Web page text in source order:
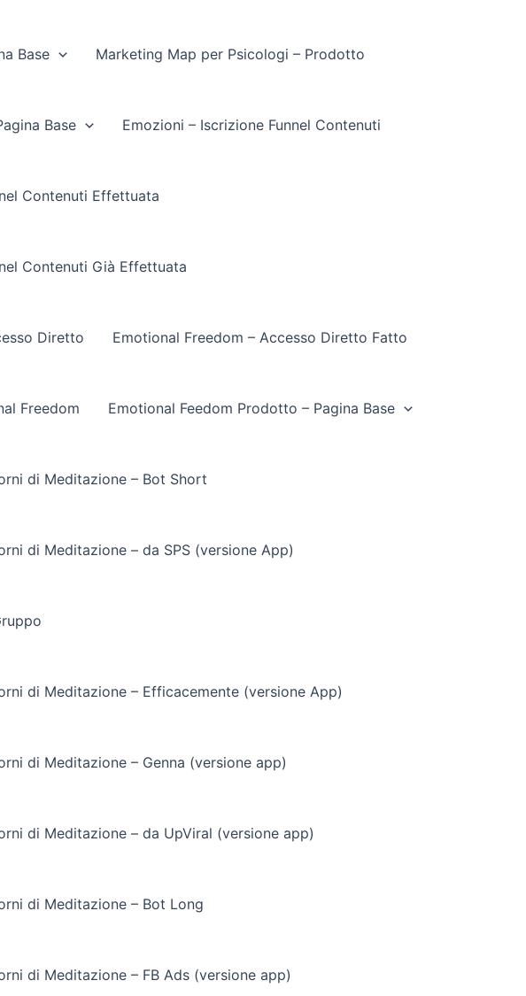
Base Marketing Map per Psicologi – Prodotto
Base Emozioni – Iscrizione Funnel Contenuti
Contenuti Effettuata
Contenuti Già Effettuata
Diretto Emotional Freedom – Accesso Diretto Fatto
Freedom Emotional Feedom Prodotto – Pagina Base
di Meditazione – Bot Short
di Meditazione – da SPS (versione App)
di Meditazione – Efficacemente (versione App)
di Meditazione – Genna (versione app)
di Meditazione – da UpViral (versione app)
di Meditazione – Bot Long
di Meditazione – FB Ads (versione app)